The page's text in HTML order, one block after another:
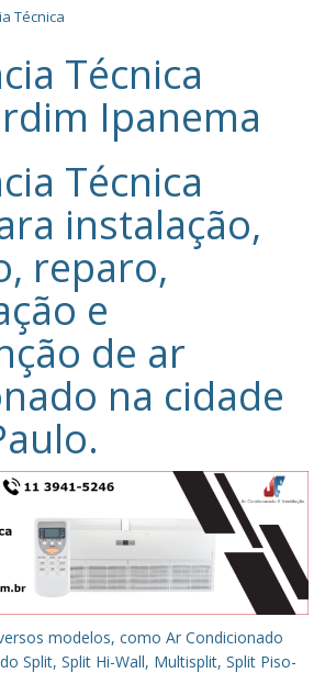
Técnica
Técnica
Ipanema
Técnica
instalação,
reparo,
e
de ar
na cidade
.
modelos, como Ar Condicionado
Split, Split Hi-Wall, Multisplit, Split Piso-